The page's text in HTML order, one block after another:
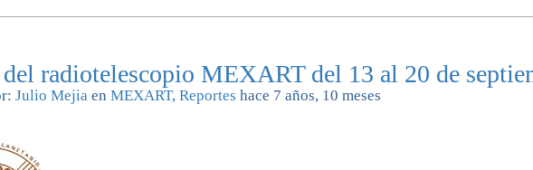
radiotelescopio MEXART del 13 al 20 de
Julio Mejia en MEXART, Reportes hace 7 años, 10 meses